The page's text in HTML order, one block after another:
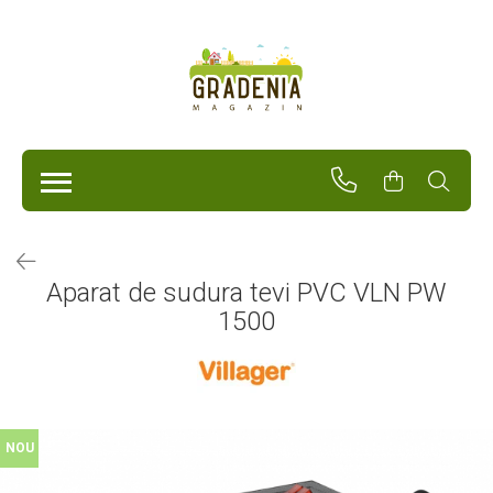
Tractorașe de cosit iarba
Masini de tuns iarba
Roabe
Pompe de apă
Hidrofoare
Fierastraie telescopice
Aparat de sudura tevi PVC VLN PW
1500
NOU